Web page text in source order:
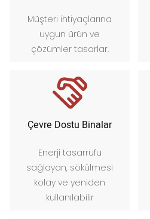
Müşteri ihtiyaçlarına
uygun ürün ve
çözümler tasarlar.
Çevre Dostu Binalar
Enerji tasarrufu
sağlayan, sökülmesi
kolay ve yeniden
kullanılabilir